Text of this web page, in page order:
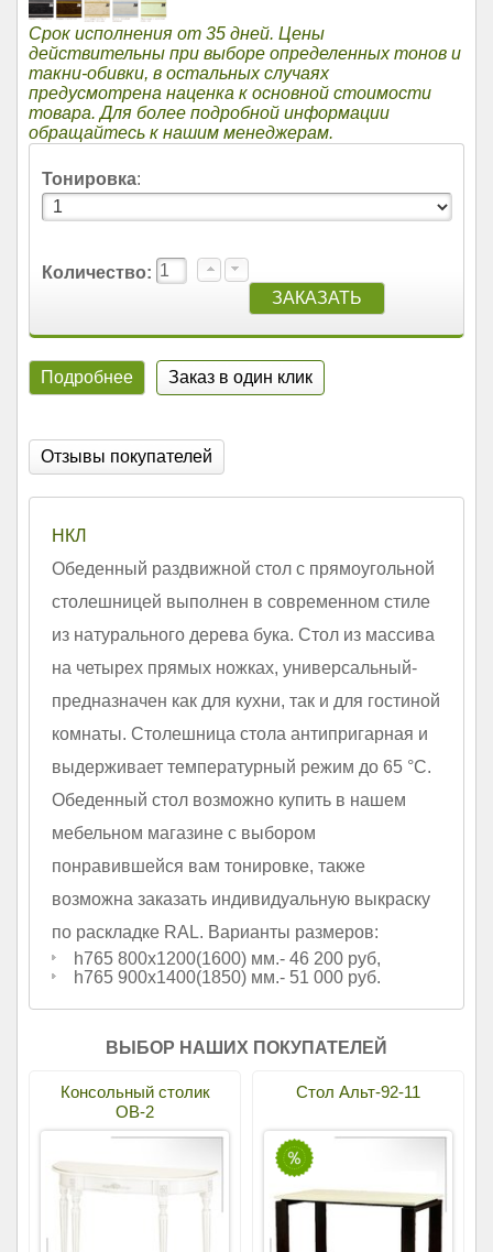
Срок исполнения от 35 дней. Цены
действительны при выборе определенных тонов и
такни-обивки, в остальных случаях
предусмотрена наценка к основной стоимости
товара. Для более подробной информации
обращайтесь к нашим менеджерам.
Тонировка:
Количество:
Подробнее Заказ в один клик
Отзывы покупателей
НКЛ
Обеденный раздвижной стол с прямоугольной
столешницей выполнен в современном стиле
из натурального дерева бука. Стол из массива
на четырех прямых ножках, универсальный-
предназначен как для кухни, так и для гостиной
комнаты. Столешница стола антипригарная и
выдерживает температурный режим до 65 °С.
Обеденный стол возможно купить в нашем
мебельном магазине с выбором
понравившейся вам тонировке, также
возможна заказать индивидуальную выкраску
по раскладке RAL. Варианты размеров:
h765 800х1200(1600) мм.- 46 200 руб,
h765 900х1400(1850) мм.- 51 000 руб.
ВЫБОР НАШИХ ПОКУПАТЕЛЕЙ
Консольный столик
ОВ-2
Стол Альт-92-11